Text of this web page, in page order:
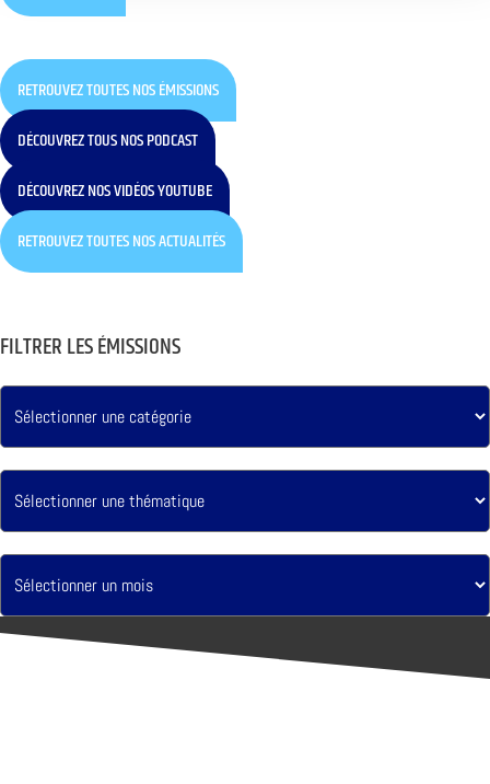
RETROUVEZ TOUTES NOS ÉMISSIONS
DÉCOUVREZ TOUS NOS PODCAST
DÉCOUVREZ NOS VIDÉOS YOUTUBE
RETROUVEZ TOUTES NOS ACTUALITÉS
FILTRER LES ÉMISSIONS